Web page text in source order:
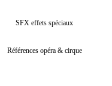
SFX effets spéciaux
Références opéra & cirque